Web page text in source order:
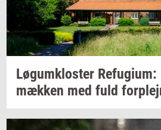
Løgum­klo­ster Re­fu­gi­um:
mæk­ken med fuld